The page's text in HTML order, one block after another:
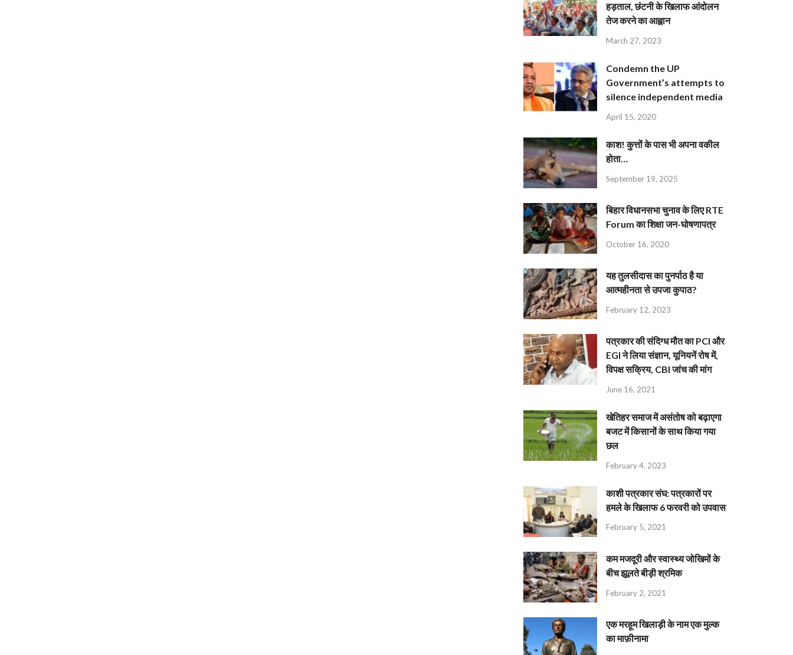
हड़ताल, छंटनी के खिलाफ आंदोलन
तेज करने का आह्वान
March 27, 2023
Condemn the UP
Government’s attempts to
silence independent media
April 15, 2020
काश! कुत्तों के पास भी अपना वकील
होता…
September 19, 2025
बिहार विधानसभा चुनाव के लिए RTE
Forum का शिक्षा जन-घोषणापत्र
October 16, 2020
यह तुलसीदास का पुनर्पाठ है या
आत्महीनता से उपजा कुपाठ?
February 12, 2023
पत्रकार की संदिग्ध मौत का PCI और
EGI ने लिया संज्ञान, यूनियनें रोष में,
विपक्ष सक्रिय, CBI जांच की मांग
June 16, 2021
खेतिहर समाज में असंतोष को बढ़ाएगा
बजट में किसानों के साथ किया गया
छल
February 4, 2023
काशी पत्रकार संघ: पत्रकारों पर
हमले के खिलाफ 6 फरवरी को उपवास
February 5, 2021
कम मजदूरी और स्वास्थ्य जोखिमों के
बीच झूलते बीड़ी श्रमिक
February 2, 2021
एक मरहूम खिलाड़ी के नाम एक मुल्क
का माफ़ीनामा